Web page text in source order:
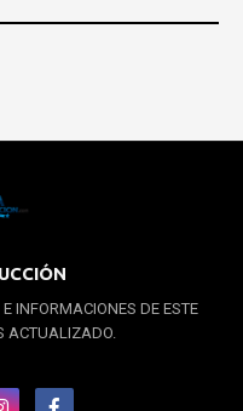
INFORMACIONES DE ESTE
ACTUALIZADO.